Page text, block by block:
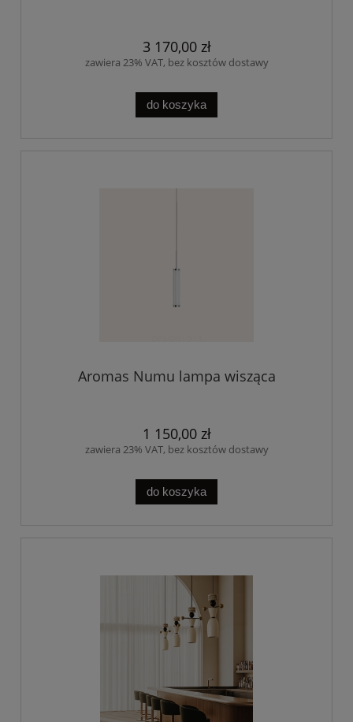
3 170,00 zł
zawiera 23% VAT, bez kosztów dostawy
do koszyka
Aromas Numu lampa wisząca
1 150,00 zł
zawiera 23% VAT, bez kosztów dostawy
do koszyka